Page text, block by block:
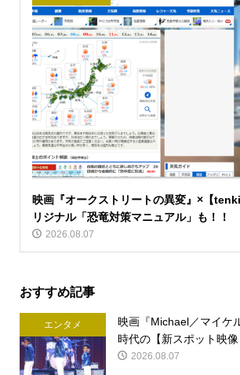
映画『オークストリートの異変』×【
リジナル「恐竜対策マニュアル」も！！
2026.08.07
おすすめ記事
エンタメ
映画『Michael／マイ
時代の【新スポット映像
2026.08.07